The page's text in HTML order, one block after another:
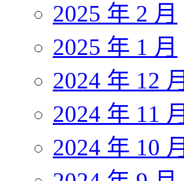
2025 年 2 月
2025 年 1 月
2024 年 12 月
2024 年 11 月
2024 年 10 月